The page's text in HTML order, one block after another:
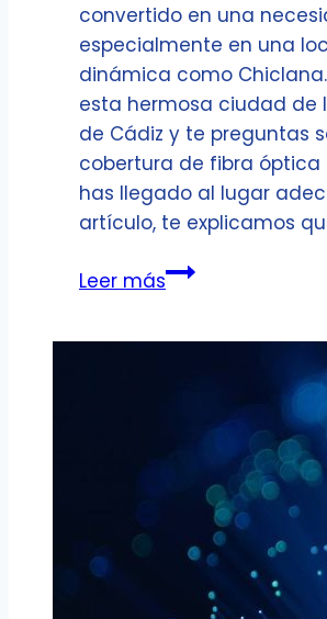
convertido en una
especialmente en una
dinámica como
esta hermosa ciudad de
de Cádiz y te preguntas
cobertura de fibra óptica
has llegado al lugar
artículo, te explicamos
Leer más¿Qué
Chiclana?